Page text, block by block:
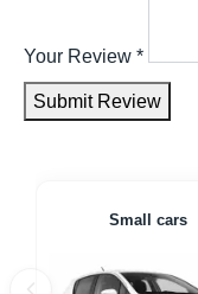
Your Review *
Submit Review
Small cars